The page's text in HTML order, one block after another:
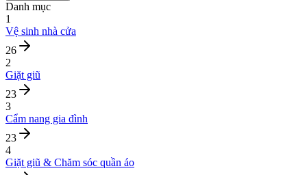
Danh mục
1
Vệ sinh nhà cửa
26
2
Giặt giũ
23
3
Cẩm nang gia đình
23
4
Giặt giũ & Chăm sóc quần áo